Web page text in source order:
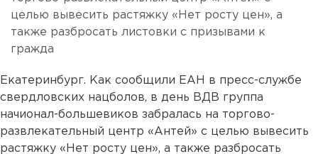
целью вывесить растяжку «Нет росту цен», а
также разбросать листовки с призывами к
гражда
Екатеринбург. Как сообщили ЕАН в пресс-службе
свердловских нацболов, в день ВДВ группа
начионал-большевиков забралась на торгово-
развлекательный центр «Антей» с целью вывесить
растяжку «Нет росту цен», а также разбросать